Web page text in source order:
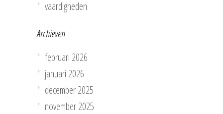
vaardigheden
Archieven
februari 2026
januari 2026
december 2025
november 2025